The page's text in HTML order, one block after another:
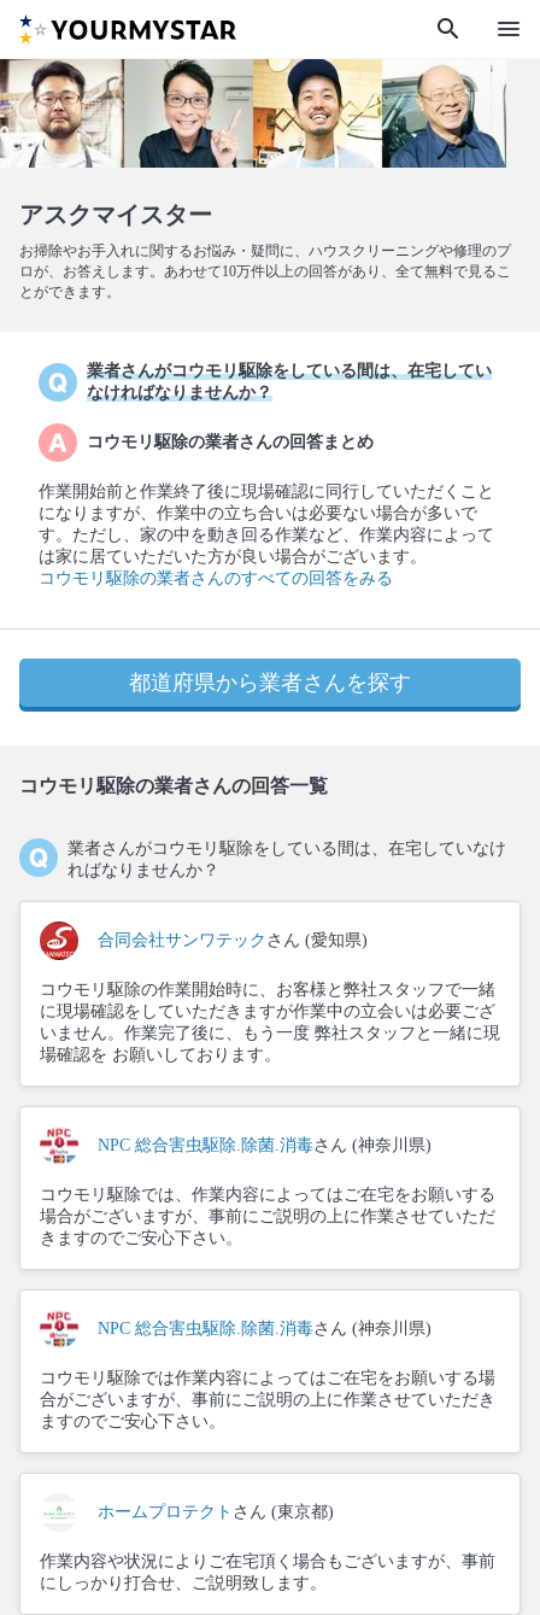
search menu
アスクマイスター
お掃除やお手入れに関するお悩み・疑問に、ハウスクリーニングや修理のプ
ロが、お答えします。あわせて10万件以上の回答があり、全て無料で見るこ
とができます。
業者さんがコウモリ駆除をしている間は、在宅してい
なければなりませんか？
コウモリ駆除の業者さんの回答まとめ
作業開始前と作業終了後に現場確認に同行していただくこと
になりますが、作業中の立ち合いは必要ない場合が多いで
す。ただし、家の中を動き回る作業など、作業内容によって
は家に居ていただいた方が良い場合がございます。
コウモリ駆除の業者さんのすべての回答をみる
都道府県から業者さんを探す
コウモリ駆除の業者さんの回答一覧
業者さんがコウモリ駆除をしている間は、在宅していなけ
ればなりませんか？
合同会社サンワテック さん (愛知県)
コウモリ駆除の作業開始時に、お客様と弊社スタッフで一緒
に現場確認をしていただきますが作業中の立会いは必要ござ
いません。作業完了後に、もう一度 弊社スタッフと一緒に現
場確認を お願いしております。
NPC 総合害虫駆除.除菌.消毒さん (神奈川県)
コウモリ駆除では、作業内容によってはご在宅をお願いする
場合がございますが、事前にご説明の上に作業させていただ
きますのでご安心下さい。
NPC 総合害虫駆除.除菌.消毒さん (神奈川県)
コウモリ駆除では作業内容によってはご在宅をお願いする場
合がございますが、事前にご説明の上に作業させていただき
ますのでご安心下さい。
ホームプロテクト さん (東京都)
作業内容や状況によりご在宅頂く場合もございますが、事前
にしっかり打合せ、ご説明致します。